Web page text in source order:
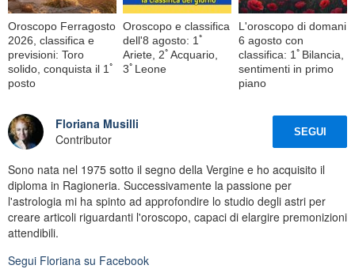
Oroscopo Ferragosto
2026, classifica e
previsioni: Toro
solido, conquista il 1ﾟ
posto
Oroscopo e classifica
dell'8 agosto: 1ﾟ
Ariete, 2ﾟAcquario,
3ﾟLeone
L'oroscopo di domani
6 agosto con
classifica: 1ﾟBilancia,
sentimenti in primo
piano
Floriana Musilli
Contributor
SEGUI
Sono nata nel 1975 sotto il segno della Vergine e ho acquisito il
diploma in Ragioneria. Successivamente la passione per
l'astrologia mi ha spinto ad approfondire lo studio degli astri per
creare articoli riguardanti l'oroscopo, capaci di elargire premonizioni
attendibili.
Segui Floriana su Facebook